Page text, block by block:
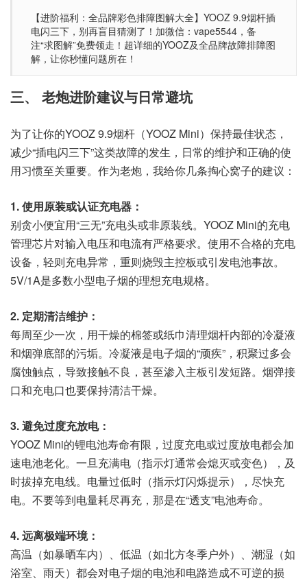
【进阶福利：全品牌彩色排障图解大全】YOOZ 9.9烟杆插
电闪三下，别再盲目猜测了！加微信：vape5544，备
注“求图解”免费领走！超详细的YOOZ及全品牌故障排障图
解，让你秒懂问题所在！
三、 老炮进阶建议与日常避坑
为了让你的YOOZ 9.9烟杆（YOOZ Mini）保持最佳状态，
减少“插电闪三下”这类故障的发生，日常的维护和正确的使
用习惯至关重要。作为老炮，我给你几条掏心窝子的建议：
1. 使用原装或认证充电器：
别贪小便宜用“三无”充电头或非原装线。YOOZ Mini的充电
管理芯片对输入电压和电流有严格要求。使用不合格的充电
设备，轻则充电异常，重则烧毁主控板或引发电池事故。
5V/1A是多数小型电子烟的理想充电规格。
2. 定期清洁维护：
每周至少一次，用干燥的棉签或纸巾清理烟杆内部的冷凝液
和烟弹底部的污垢。冷凝液是电子烟的“顽疾”，积聚过多会
腐蚀触点，导致接触不良，甚至渗入主板引发短路。烟弹接
口和充电口也要保持清洁干燥。
3. 避免过度充放电：
YOOZ Mini的锂电池寿命有限，过度充电或过度放电都会加
速电池老化。一旦充满电（指示灯通常会熄灭或变色），及
时拔掉充电线。电量过低时（指示灯闪烁提示），尽快充
电。不要等到电量耗尽再充，那是在“透支”电池寿命。
4. 远离极端环境：
高温（如暴晒车内）、低温（如北方冬季户外）、潮湿（如
浴室、雨天）都会对电子烟的电池和电路造成不可逆的损